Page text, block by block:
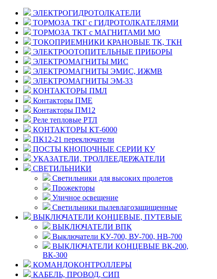
ЭЛЕКТРОГИДРОТОЛКАТЕЛИ
ТОРМОЗА ТКГ с ГИДРОТОЛКАТЕЛЯМИ
ТОРМОЗА ТКТ с МАГНИТАМИ МО
ТОКОПРИЕМНИКИ КРАНОВЫЕ ТК, ТКН
ЭЛЕКТРООТОПИТЕЛЬНЫЕ ПРИБОРЫ
ЭЛЕКТРОМАГНИТЫ МИС
ЭЛЕКТРОМАГНИТЫ ЭМИС, ИЖМВ
ЭЛЕКТРОМАГНИТЫ ЭМ-33
КОНТАКТОРЫ ПМЛ
Контакторы ПМЕ
Контакторы ПМ12
Реле тепловые РТЛ
КОНТАКТОРЫ КТ-6000
ПК12-21 переключатели
ПОСТЫ КНОПОЧНЫЕ СЕРИИ КУ
УКАЗАТЕЛИ, ТРОЛЛЕЕДЕРЖАТЕЛИ
СВЕТИЛЬНИКИ
Светильники для высоких пролетов
Прожекторы
Уличное освещение
Светильники пылевлагозащищенные
ВЫКЛЮЧАТЕЛИ КОНЦЕВЫЕ, ПУТЕВЫЕ
ВЫКЛЮЧАТЕЛИ ВПК
Выключатели КУ-700, ВУ-700, НВ-700
ВЫКЛЮЧАТЕЛИ КОНЦЕВЫЕ ВК-200,
ВК-300
КОМАНДОКОНТРОЛЛЕРЫ
КАБЕЛЬ, ПРОВОД, СИП